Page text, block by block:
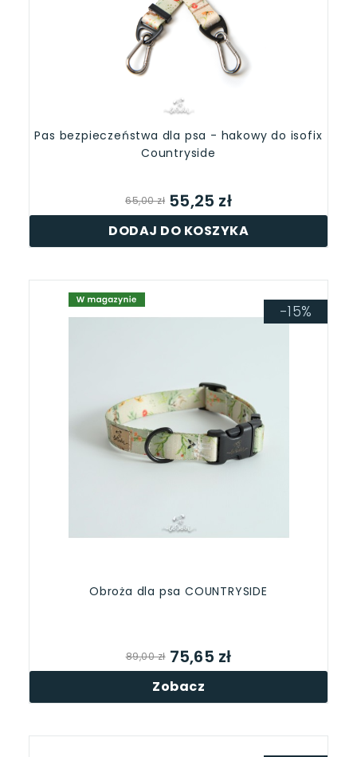
Pas bezpieczeństwa dla psa - hakowy do isofix
Countryside
65,00 zł 55,25 zł
DODAJ DO KOSZYKA
Obroża dla psa COUNTRYSIDE
89,00 zł
-15%
75,65 zł
Zobacz